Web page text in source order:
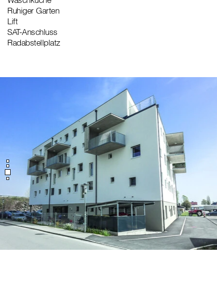
Ruhiger Garten
Lift
SAT-Anschluss
Radabstellplatz